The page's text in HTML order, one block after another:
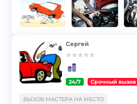
Сергей
24/7 Срочный вызов
ВЫЗОВ МАСТЕРА НА МЕСТО